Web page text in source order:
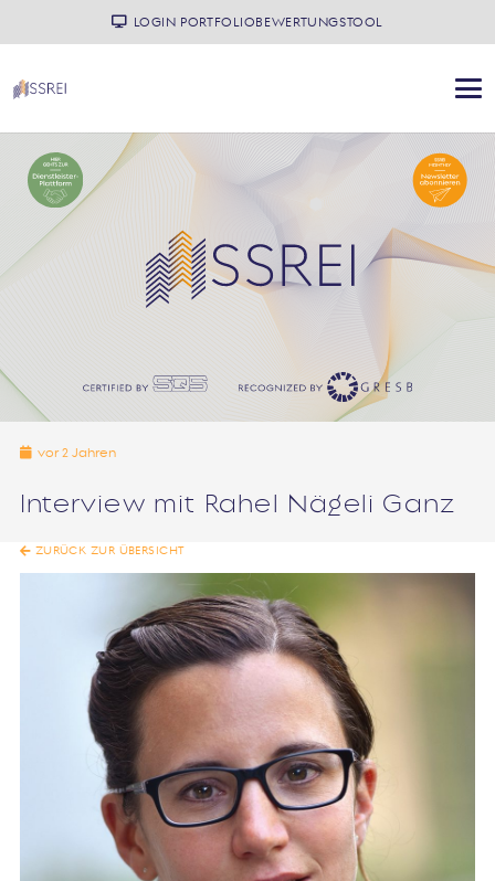
LOGIN PORTFOLIOBEWERTUNGSTOOL
vor 2 Jahren
Interview mit Rahel Nägeli Ganz
ZURÜCK ZUR ÜBERSICHT